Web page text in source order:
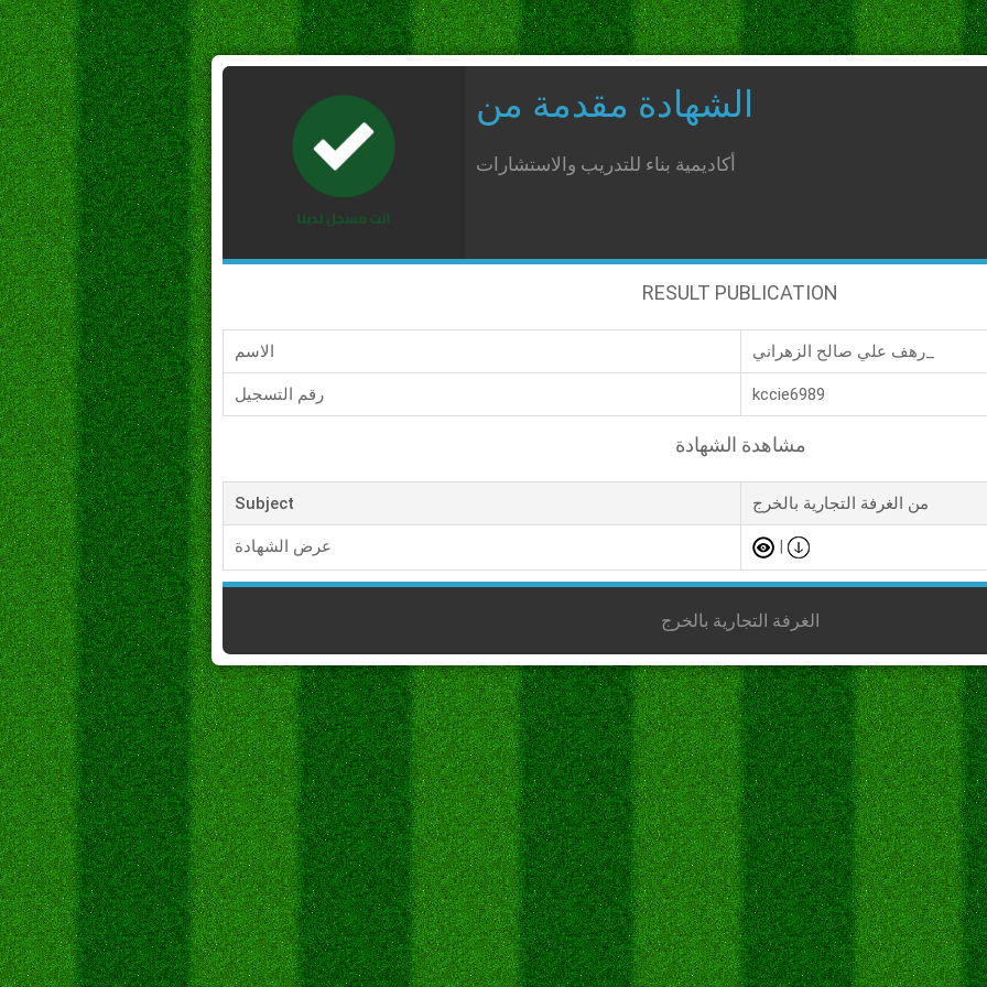
الشهادة مقدمة من
أكاديمية بناء للتدريب والاستشارات
RESULT PUBLICATION
الاسم
رقم التسجيل kccie6989
مشاهدة الشهادة
Subject من الغرفة التجارية بالخرج
عرض الشهادة |
الغرفة التجارية بالخرج